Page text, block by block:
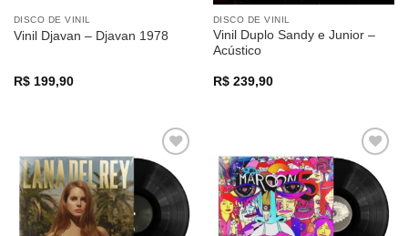
DISCO DE VINIL
Vinil Djavan – Djavan 1978
R$199,90
DISCO DE VINIL
Vinil Duplo Sandy e Junior –
Acústico
R$239,90
Adicionar
a lista de
desejos
Adicionar
a lista de
desejos